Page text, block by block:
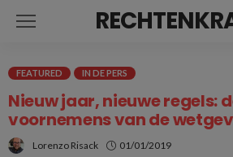
FEATURED IN DE PERS
Nieuw jaar, nieuwe regels:
voornemens van de
Lorenzo Risack 01/01/2019